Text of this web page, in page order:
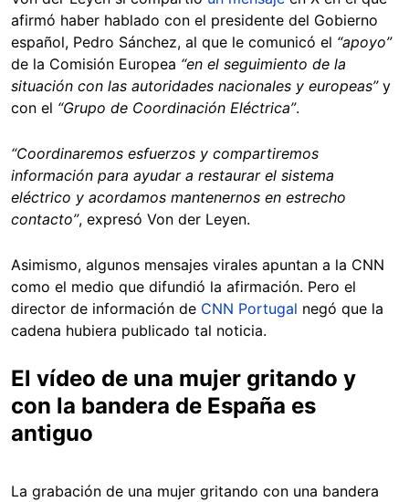
afirmó haber hablado con el presidente del Gobierno
español, Pedro Sánchez, al que le comunicó el “apoyo”
de la Comisión Europea “en el seguimiento de la
situación con las autoridades nacionales y europeas”y
con el “Grupo de Coordinación Eléctrica”.
“Coordinaremos esfuerzos y compartiremos
información para ayudar a restaurar el sistema
eléctrico y acordamos mantenernos en estrecho
contacto”, expresó Von der Leyen.
Asimismo, algunos mensajes virales apuntan a la CNN
como el medio que difundió la afirmación. Pero el
director de información de CNN Portugal negó que la
cadena hubiera publicado tal noticia.
El vídeo de una mujer gritando y
con la bandera de España es
antiguo
La grabación de una mujer gritando con una bandera